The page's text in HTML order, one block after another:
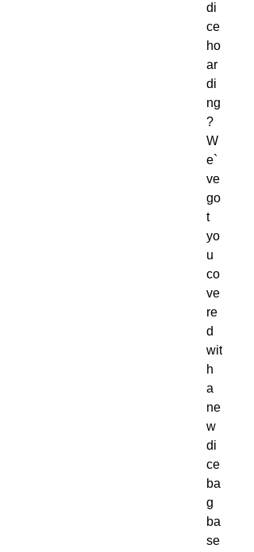
di
ce
ho
ar
di
ng
?
W
e`
ve
go
t
yo
u
co
ve
re
d
wit
h
a
ne
w
di
ce
ba
g
ba
se